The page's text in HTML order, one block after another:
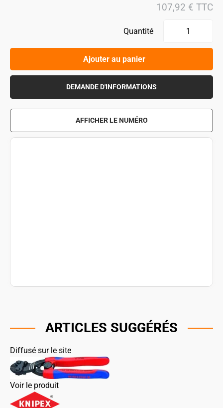
107,92 € TTC
Quantité
Ajouter au panier
DEMANDE D'INFORMATIONS
AFFICHER LE NUMÉRO
ARTICLES SUGGÉRÉS
Diffusé sur le site
Voir le produit